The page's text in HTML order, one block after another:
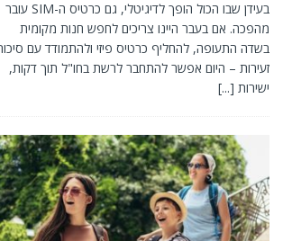
בעידן שבו הכול הופך לדיגיטלי, גם כרטיס ה-SIM עובר
מהפכה. אם בעבר היינו צריכים לחפש חנות מקומית
בשדה התעופה, להחליף כרטיס פיזי ולהתמודד עם
זעירות – היום אפשר להתחבר לרשת בחו"ל תוך דקות,
ישירות [...]